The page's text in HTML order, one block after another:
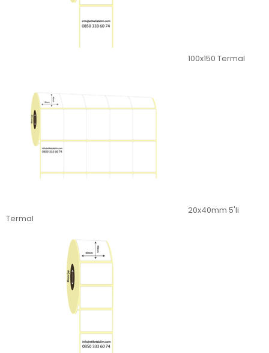
100x150 Termal
20x40mm 5'li
Termal